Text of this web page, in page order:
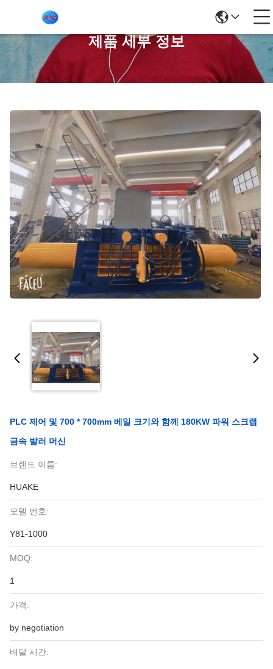
제품 세부 정보
PLC 제어 및 700 * 700mm 베일 크기와 함께 180KW 파워 스크랩
금속 발러 머신
브랜드 이름:
HUAKE
모델 번호:
Y81-1000
MOQ:
1
가격:
by negotiation
배달 시간: